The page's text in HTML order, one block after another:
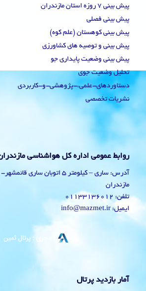
پیش بینی 7 روزه استان مازندران
پیش بینی فصلی
پیش بینی کوهستان (علم کوه)
پیش بینی و توصیه های کشاورزی
پیش بینی وضعیت پایداری جو
تحلیل وضعیت جوی
دستاوردهای-علمی،-پژوهشی-و-کاربردی
نشریات تخصصی
روابط عمومی اداره کل هواشناسی
آدرس: ساری – کیلومتر 5 اتوبان
مازندران
تلفن: 01133136012
ایمیل: info@mazmet.ir
آمار بازدید پرتال